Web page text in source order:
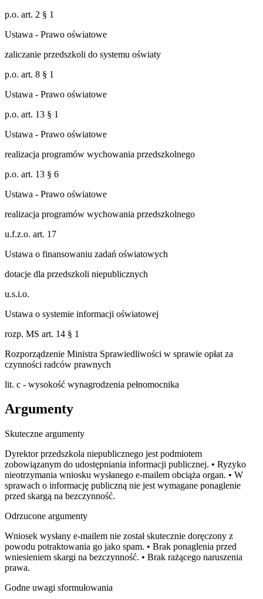
p.o. art. 2 § 1
Ustawa - Prawo oświatowe
zaliczanie przedszkoli do systemu oświaty
p.o. art. 8 § 1
Ustawa - Prawo oświatowe
p.o. art. 13 § 1
Ustawa - Prawo oświatowe
realizacja programów wychowania przedszkolnego
p.o. art. 13 § 6
Ustawa - Prawo oświatowe
realizacja programów wychowania przedszkolnego
u.f.z.o. art. 17
Ustawa o finansowaniu zadań oświatowych
dotacje dla przedszkoli niepublicznych
u.s.i.o.
Ustawa o systemie informacji oświatowej
rozp. MS art. 14 § 1
Rozporządzenie Ministra Sprawiedliwości w sprawie opłat za
czynności radców prawnych
lit. c - wysokość wynagrodzenia pełnomocnika
Argumenty
Skuteczne argumenty
Dyrektor przedszkola niepublicznego jest podmiotem
zobowiązanym do udostępniania informacji publicznej. • Ryzyko
nieotrzymania wniosku wysłanego e-mailem obciąża organ. • W
sprawach o informację publiczną nie jest wymagane ponaglenie
przed skargą na bezczynność.
Odrzucone argumenty
Wniosek wysłany e-mailem nie został skutecznie doręczony z
powodu potraktowania go jako spam. • Brak ponaglenia przed
wniesieniem skargi na bezczynność. • Brak rażącego naruszenia
prawa.
Godne uwagi sformułowania